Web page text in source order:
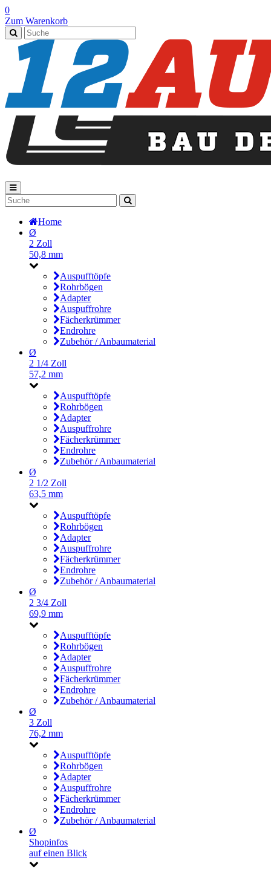
0
Zum Warenkorb
Home
Ø
2 Zoll
50,8 mm
Auspufftöpfe
Rohrbögen
Adapter
Auspuffrohre
Fächerkrümmer
Endrohre
Zubehör / Anbaumaterial
Ø
2 1/4 Zoll
57,2 mm
Auspufftöpfe
Rohrbögen
Adapter
Auspuffrohre
Fächerkrümmer
Endrohre
Zubehör / Anbaumaterial
Ø
2 1/2 Zoll
63,5 mm
Auspufftöpfe
Rohrbögen
Adapter
Auspuffrohre
Fächerkrümmer
Endrohre
Zubehör / Anbaumaterial
Ø
2 3/4 Zoll
69,9 mm
Auspufftöpfe
Rohrbögen
Adapter
Auspuffrohre
Fächerkrümmer
Endrohre
Zubehör / Anbaumaterial
Ø
3 Zoll
76,2 mm
Auspufftöpfe
Rohrbögen
Adapter
Auspuffrohre
Fächerkrümmer
Endrohre
Zubehör / Anbaumaterial
Ø
Shopinfos
auf einen Blick